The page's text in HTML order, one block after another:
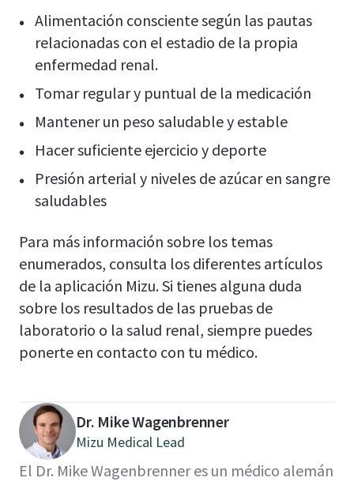
Alimentación consciente según las pautas
relacionadas con el estadio de la propia
enfermedad renal.
Tomar regular y puntual de la medicación
Mantener un peso saludable y estable
Hacer suficiente ejercicio y deporte
Presión arterial y niveles de azúcar en sangre
saludables
Para más información sobre los temas
enumerados, consulta los diferentes artículos
de la aplicación Mizu. Si tienes alguna duda
sobre los resultados de las pruebas de
laboratorio o la salud renal, siempre puedes
ponerte en contacto con tu médico.
Dr. Mike Wagenbrenner
Mizu Medical Lead
El Dr. Mike Wagenbrenner es un médico alemán